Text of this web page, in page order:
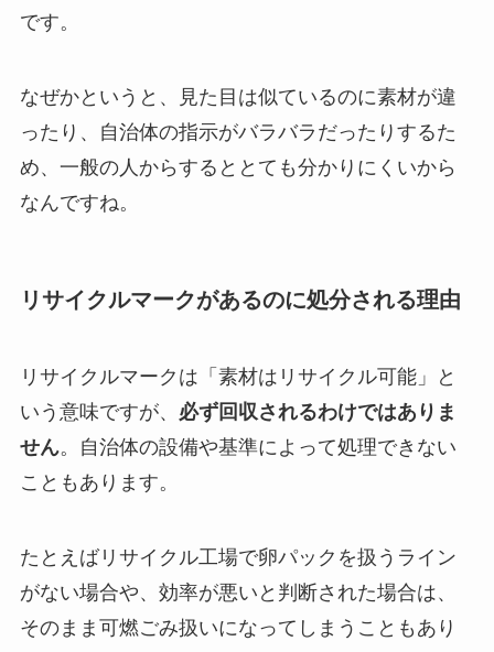
です。
なぜかというと、見た目は似ているのに素材が違
ったり、自治体の指示がバラバラだったりするた
め、一般の人からするととても分かりにくいから
なんですね。
リサイクルマークがあるのに処分される理由
リサイクルマークは「素材はリサイクル可能」と
いう意味ですが、 必ず回収されるわけではありま
せん。自治体の設備や基準によって処理できない
こともあります。
たとえばリサイクル工場で卵パックを扱うライン
がない場合や、効率が悪いと判断された場合は、
そのまま可燃ごみ扱いになってしまうこともあり